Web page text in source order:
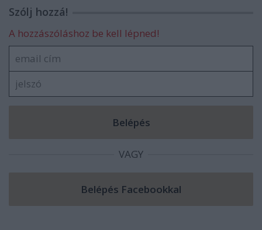
Szólj hozzá!
A hozzászóláshoz be kell lépned!
VAGY